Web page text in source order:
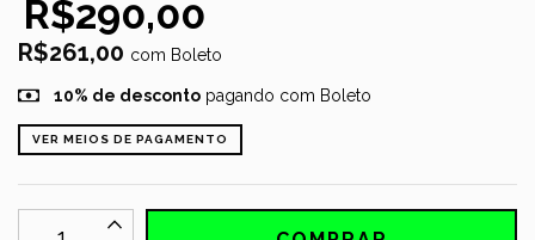
R$290,00
R$261,00 com Boleto
10% de descontopagando com Boleto
VER MEIOS DE PAGAMENTO